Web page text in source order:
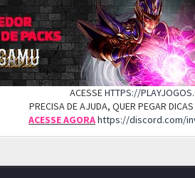
ACESSEHTTPS://
PRECISA DE AJUDA, QUER PEGAR
ACESSE AGORAhttps://discord.com/